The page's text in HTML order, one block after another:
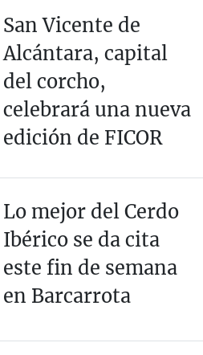
San Vicente de
Alcántara, capital
del corcho,
celebrará una nueva
edición de FICOR
Lo mejor del Cerdo
Ibérico se da cita
este fin de semana
en Barcarrota